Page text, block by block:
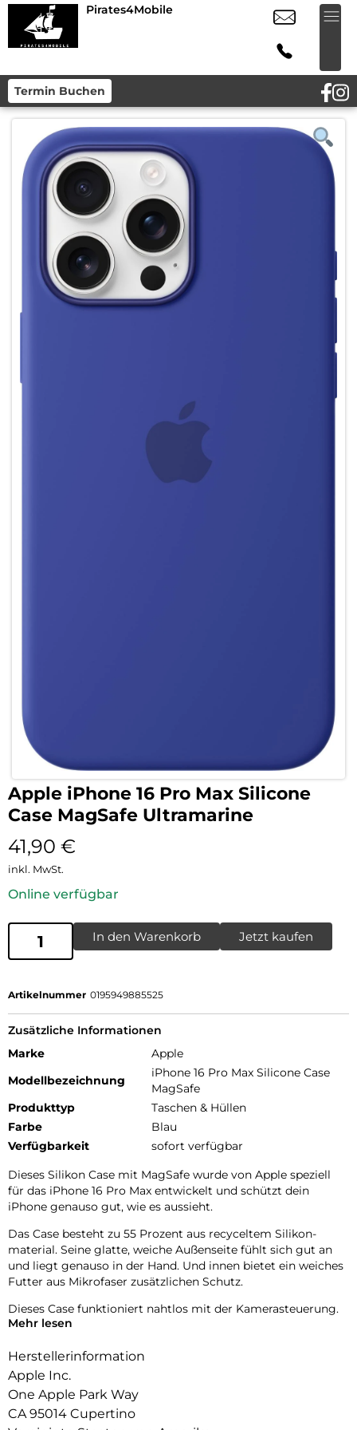
Pirates4Mobile
Termin Buchen
Apple iPhone 16 Pro Max Silicone
Case MagSafe Ultramarine
41,90 €
inkl. MwSt.
Online verfügbar
In den Warenkorb Jetzt kaufen
Artikelnummer 0195949885525
Zusätzliche Informationen
Marke
Apple
Modellbezeichnung
iPhone 16 Pro Max Silicone Case
MagSafe
Produkttyp
Taschen & Hüllen
Farbe
Blau
Verfügbarkeit
sofort verfügbar
Dieses Silikon Case mit MagSafe wurde von Apple speziell
für das iPhone 16 Pro Max entwickelt und schützt dein
iPhone genauso gut, wie es aussieht.
Das Case besteht zu 55 Prozent aus recyceltem Silikon­
material. Seine glatte, weiche Außenseite fühlt sich gut an
und liegt genauso in der Hand. Und innen bietet ein weiches
Futter aus Mikrofaser zusätzlichen Schutz.
Dieses Case funktioniert nahtlos mit der Kamera­steuerung.
Es hat eine Saphir­kappe mit einer leitenden Schicht, die die
steuerung erkennen kann.
Mit integrierten Magneten, die sich perfekt am iPhone 16 Pro
Max ausrichten, hält das Case ganz einfach und sorgt für
schnelleres kabelloses Laden. Lass dein iPhone beim Laden
Mehr lesen
Herstellerinformation
Apple Inc.
One Apple Park Way
CA 95014 Cupertino